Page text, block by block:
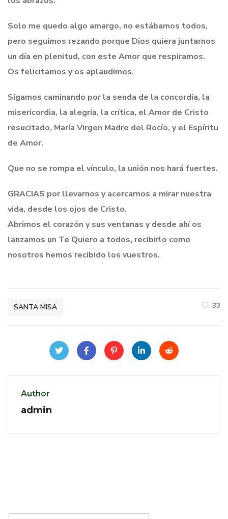
Solo me quedo algo amargo, no estábamos todos,
pero seguimos rezando porque Dios quiera juntarnos
un día en plenitud, con este Amor que respiramos.
Os felicitamos y os aplaudimos.
Sigamos caminando por la senda de la concordia, la
misericordia, la alegría, la crítica, el Amor de Cristo
resucitado, María Virgen Madre del Rocío, y el Espíritu
de Amor.
Que no se rompa el vínculo, la unión nos hará fuertes.
GRACIAS por llevarnos y acercarnos a mirar nuestra
vida, desde los ojos de Cristo.
Abrimos el corazón y sus ventanas y desde ahí os
lanzamos un Te Quiero a todos, recibirlo como
nosotros hemos recibido los vuestros.
SANTA MISA 33
Author
admin